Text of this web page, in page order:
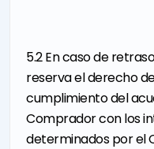
5.2 En caso de
reserva el derecho
cumplimiento del
Comprador con los
determinados por el